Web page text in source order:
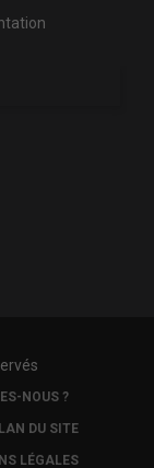
NOUS ?
DU SITE
LÉGALES